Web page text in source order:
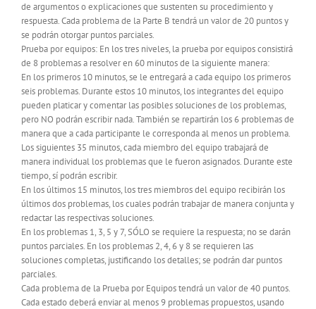
de argumentos o explicaciones que sustenten su procedimiento y
respuesta. Cada problema de la Parte B tendrá un valor de 20 puntos y
se podrán otorgar puntos parciales.
Prueba por equipos: En los tres niveles, la prueba por equipos consistirá
de 8 problemas a resolver en 60 minutos de la siguiente manera:
En los primeros 10 minutos, se le entregará a cada equipo los primeros
seis problemas. Durante estos 10 minutos, los integrantes del equipo
pueden platicar y comentar las posibles soluciones de los problemas,
pero NO podrán escribir nada. También se repartirán los 6 problemas de
manera que a cada participante le corresponda al menos un problema.
Los siguientes 35 minutos, cada miembro del equipo trabajará de
manera individual los problemas que le fueron asignados. Durante este
tiempo, sí podrán escribir.
En los últimos 15 minutos, los tres miembros del equipo recibirán los
últimos dos problemas, los cuales podrán trabajar de manera conjunta y
redactar las respectivas soluciones.
En los problemas 1, 3, 5 y 7, SÓLO se requiere la respuesta; no se darán
puntos parciales. En los problemas 2, 4, 6 y 8 se requieren las
soluciones completas, justificando los detalles; se podrán dar puntos
parciales.
Cada problema de la Prueba por Equipos tendrá un valor de 40 puntos.
Cada estado deberá enviar al menos 9 problemas propuestos, usando